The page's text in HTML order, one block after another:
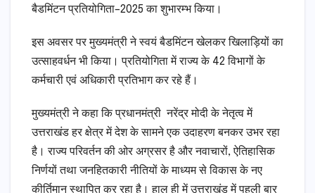
बैडमिंटन प्रतियोगिता–2025 का शुभारम्भ किया।
इस अवसर पर मुख्यमंत्री ने स्वयं बैडमिंटन खेलकर खिलाड़ियों का
उत्साहवर्धन भी किया। प्रतियोगिता में राज्य के 42 विभागों के
कर्मचारी एवं अधिकारी प्रतिभाग कर रहे हैं।
मुख्यमंत्री ने कहा कि प्रधानमंत्री नरेंद्र मोदी के नेतृत्व में
उत्तराखंड हर क्षेत्र में देश के सामने एक उदाहरण बनकर उभर रहा
है। राज्य परिवर्तन की ओर अग्रसर है और नवाचारों, ऐतिहासिक
निर्णयों तथा जनहितकारी नीतियों के माध्यम से विकास के नए
कीर्तिमान स्थापित कर रहा है। हाल ही में उत्तराखंड में पहली बार